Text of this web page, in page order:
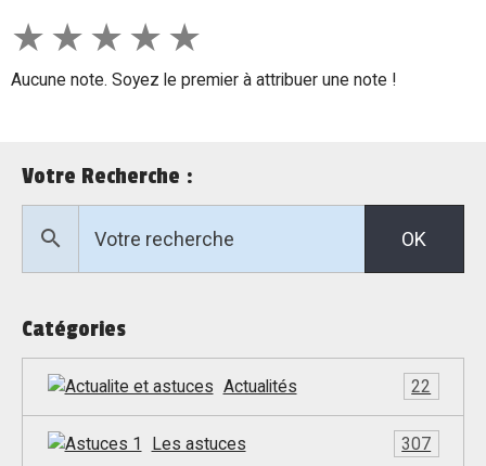
★ ★ ★ ★ ★
Aucune note. Soyez le premier à attribuer une note !
Votre Recherche :
OK
Catégories
Actualités 22
Les astuces 307